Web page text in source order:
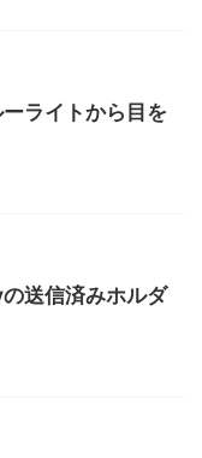
ライトから目を
送信済みホルダ